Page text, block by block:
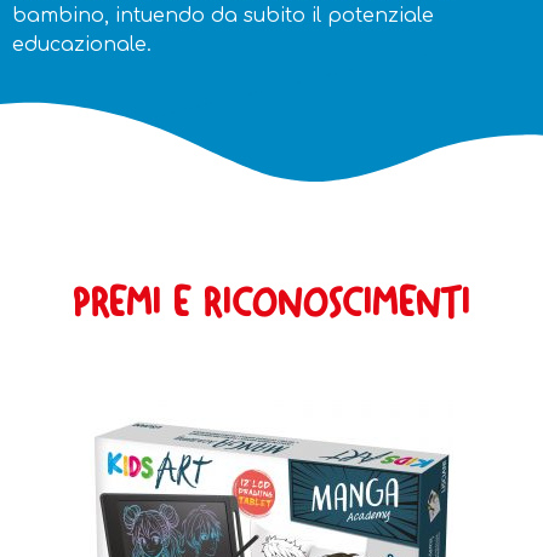
bambino, intuendo da subito il potenziale
educazionale.
PREMI E RICONOSCIMENTI